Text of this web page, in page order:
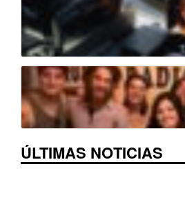
ÚLTIMAS NOTICIAS